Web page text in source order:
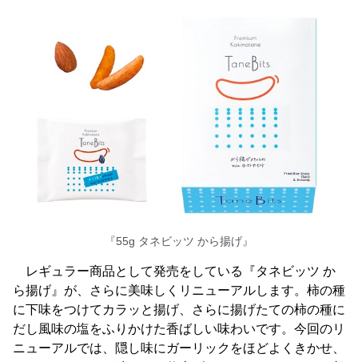
『55g タネビッツ から揚げ』
レギュラー商品として発売をしている『タネビッツ か
ら揚げ』が、さらに美味しくリニューアルします。柿の種
に下味をつけてカラッと揚げ、さらに揚げたての柿の種に
だし風味の塩をふりかけた香ばしい味わいです。今回のリ
ニューアルでは、隠し味にガーリックをほどよくきかせ、